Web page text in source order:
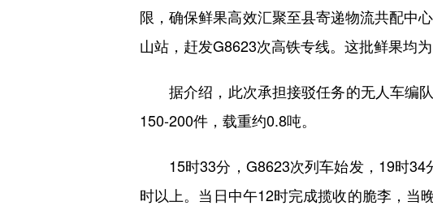
限，确保鲜果高效汇聚至县寄递物流共配中
山站，赶发G8623次高铁专线。这批鲜果均
据介绍，此次承担接驳任务的无人车编队
150-200件，载重约0.8吨。
15时33分，G8623次列车始发，19时34
时以上。当日中午12时完成揽收的脆李，当